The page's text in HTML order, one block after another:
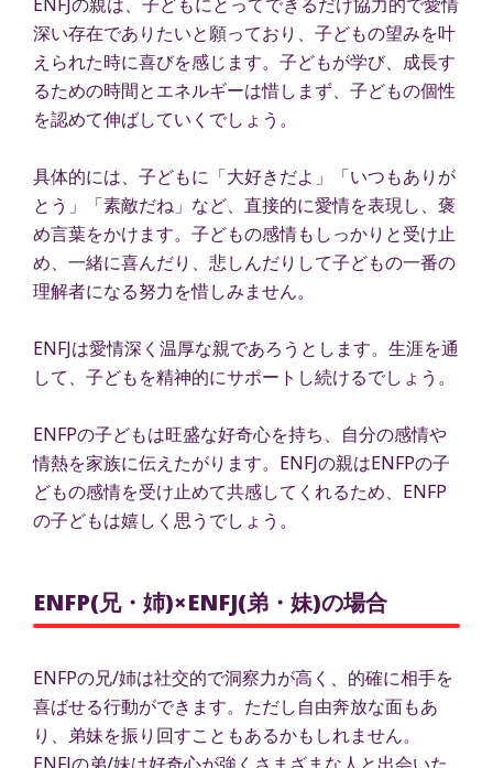
深い存在でありたいと願っており、子どもの望みを叶
えられた時に喜びを感じます。子どもが学び、成長す
るための時間とエネルギーは惜しまず、子どもの個性
を認めて伸ばしていくでしょう。
具体的には、子どもに「大好きだよ」「いつもありが
とう」「素敵だね」など、直接的に愛情を表現し、褒
め言葉をかけます。子どもの感情もしっかりと受け止
め、一緒に喜んだり、悲しんだりして子どもの一番の
理解者になる努力を惜しみません。
ENFJは愛情深く温厚な親であろうとします。生涯を通
して、子どもを精神的にサポートし続けるでしょう。
ENFPの子どもは旺盛な好奇心を持ち、自分の感情や
情熱を家族に伝えたがります。ENFJの親はENFPの子
どもの感情を受け止めて共感してくれるため、ENFP
の子どもは嬉しく思うでしょう。
ENFP(兄・姉)×ENFJ(弟・妹)の場合
ENFPの兄/姉は社交的で洞察力が高く、的確に相手を
喜ばせる行動ができます。ただし自由奔放な面もあ
り、弟妹を振り回すこともあるかもしれません。